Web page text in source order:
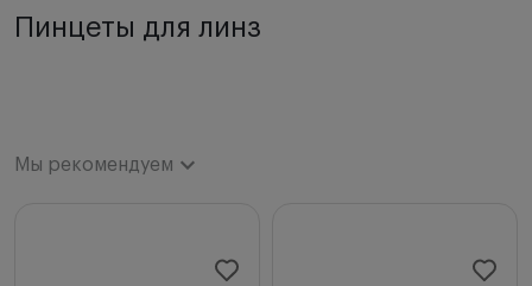
Пинцеты для линз
Мы рекомендуем